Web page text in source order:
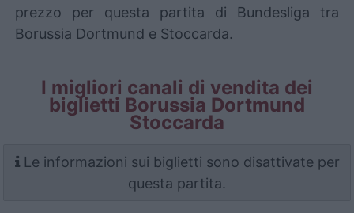
prezzo per questa partita di Bundesliga tra
Borussia Dortmund e Stoccarda.
I migliori canali di vendita dei
biglietti Borussia Dortmund
Stoccarda
Le informazioni sui biglietti sono disattivate per
questa partita.